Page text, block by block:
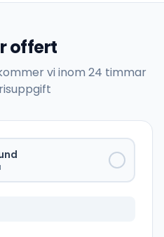
offert
vi inom 24 timmar